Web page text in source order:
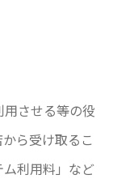
させる等の役
ら受け取るこ
利用料」など